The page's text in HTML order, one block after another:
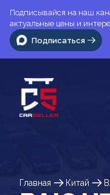
Подписывайся на наш
актуальные цены и
Подписаться
Главная Китай